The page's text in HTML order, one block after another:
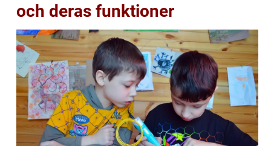
och deras funktioner